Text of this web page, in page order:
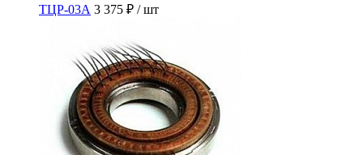
ТЦР-03А 3 375 ₽ / шт